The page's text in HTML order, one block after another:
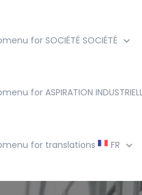
for SOCIÉTÉ SOCIÉTÉ
for ASPIRATION
for translations FR